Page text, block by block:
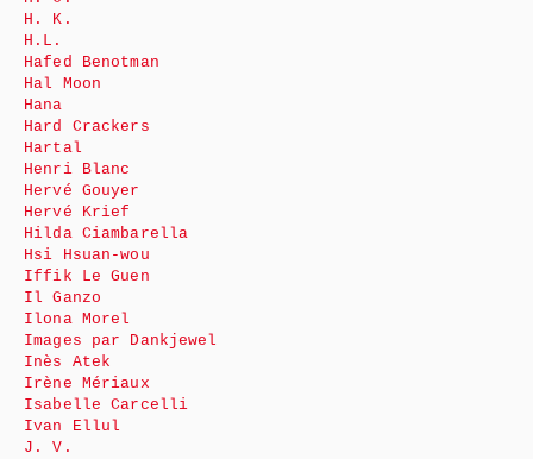
H. K.
H.L.
Hafed Benotman
Hal Moon
Hana
Hard Crackers
Hartal
Henri Blanc
Hervé Gouyer
Hervé Krief
Hilda Ciambarella
Hsi Hsuan-wou
Iffik Le Guen
Il Ganzo
Ilona Morel
Images par Dankjewel
Inès Atek
Irène Mériaux
Isabelle Carcelli
Ivan Ellul
J. V.